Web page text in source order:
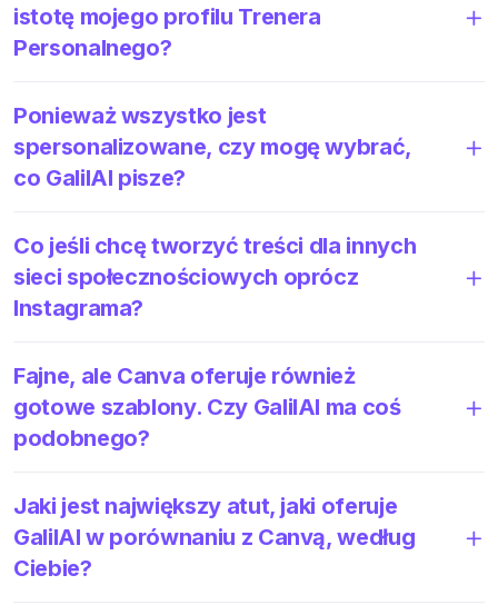
istotę mojego profilu Trenera
Personalnego?
Ponieważ wszystko jest
spersonalizowane, czy mogę wybrać,
co GalilAI pisze?
Co jeśli chcę tworzyć treści dla innych
sieci społecznościowych oprócz
Instagrama?
Fajne, ale Canva oferuje również
gotowe szablony. Czy GalilAI ma coś
podobnego?
Jaki jest największy atut, jaki oferuje
GalilAI w porównaniu z Canvą, według
Ciebie?